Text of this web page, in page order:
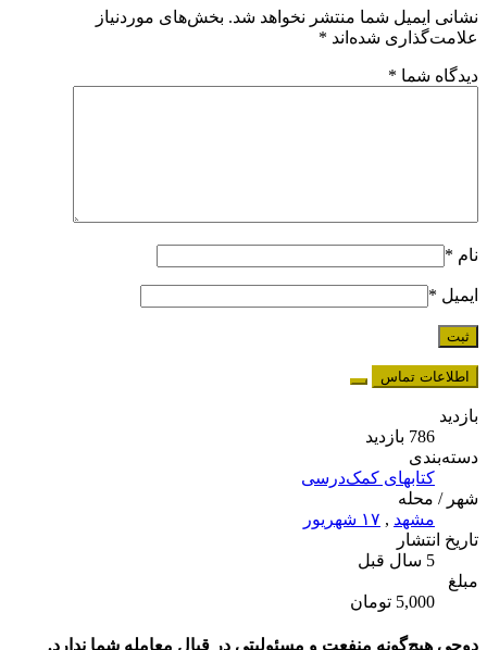
نشانی ایمیل شما منتشر نخواهد شد.بخش‌های موردنیاز
علامت‌گذاری شده‌اند *
دیدگاه شما *
نام *
ایمیل *
اطلاعات تماس
بازدید
786 بازدید
دسته‌بندی
کتابهای کمک‌درسی
شهر / محله
مشهد, ۱۷ شهریور
تاریخ انتشار
5 سال قبل
مبلغ
5,000 تومان
دوچی هیچ‌گونه منفعت و مسئولیتی در قبال معامله شما ندارد.